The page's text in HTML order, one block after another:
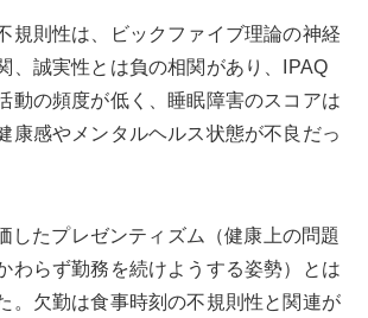
規則性は、ビックファイブ理論の神経
、誠実性とは負の相関があり、IPAQ
動の頻度が低く、睡眠障害のスコアは
康感やメンタルヘルス状態が不良だっ
したプレゼンティズム（健康上の問題
わらず勤務を続けようする姿勢）とは
。欠勤は食事時刻の不規則性と関連が